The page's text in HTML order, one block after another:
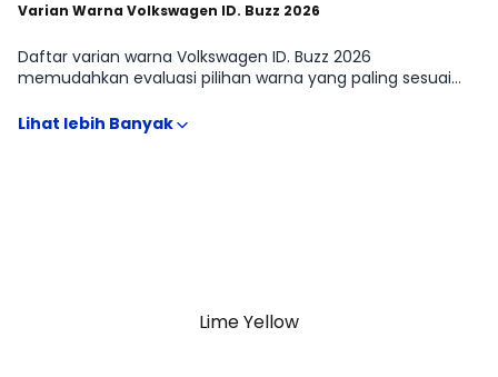
Varian Warna Volkswagen ID. Buzz 2026
Daftar varian warna Volkswagen ID. Buzz 2026
memudahkan evaluasi pilihan warna yang paling sesuai
finishing, serta tampilan di kondisi pencahayaan yang
Lime Yellow